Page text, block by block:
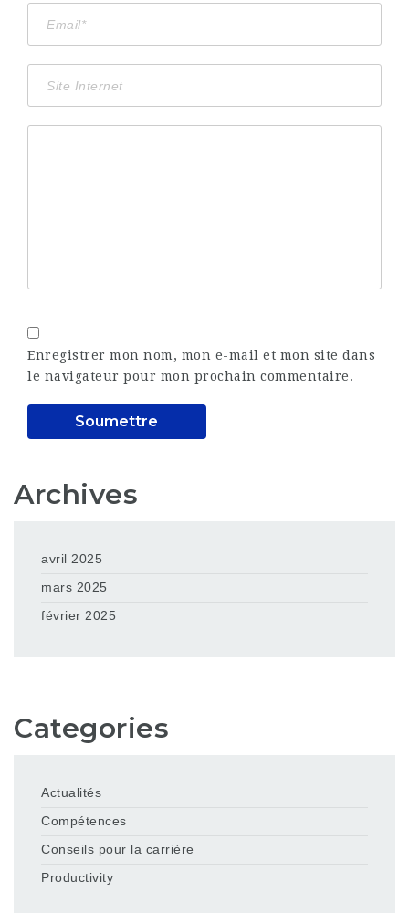
Enregistrer mon nom, mon e-mail et mon site dans
le navigateur pour mon prochain commentaire.
Archives
avril 2025
mars 2025
février 2025
Categories
Actualités
Compétences
Conseils pour la carrière
Productivity